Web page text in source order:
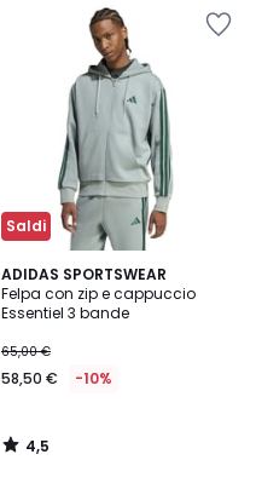
Saldi
ADIDAS SPORTSWEAR
Felpa con zip e cappuccio
Essentiel 3 bande
65,00 €
58,50 € -10%
4,5
/ 5
4,5
/